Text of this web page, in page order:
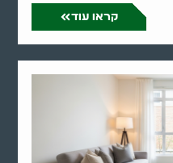
קראו עוד